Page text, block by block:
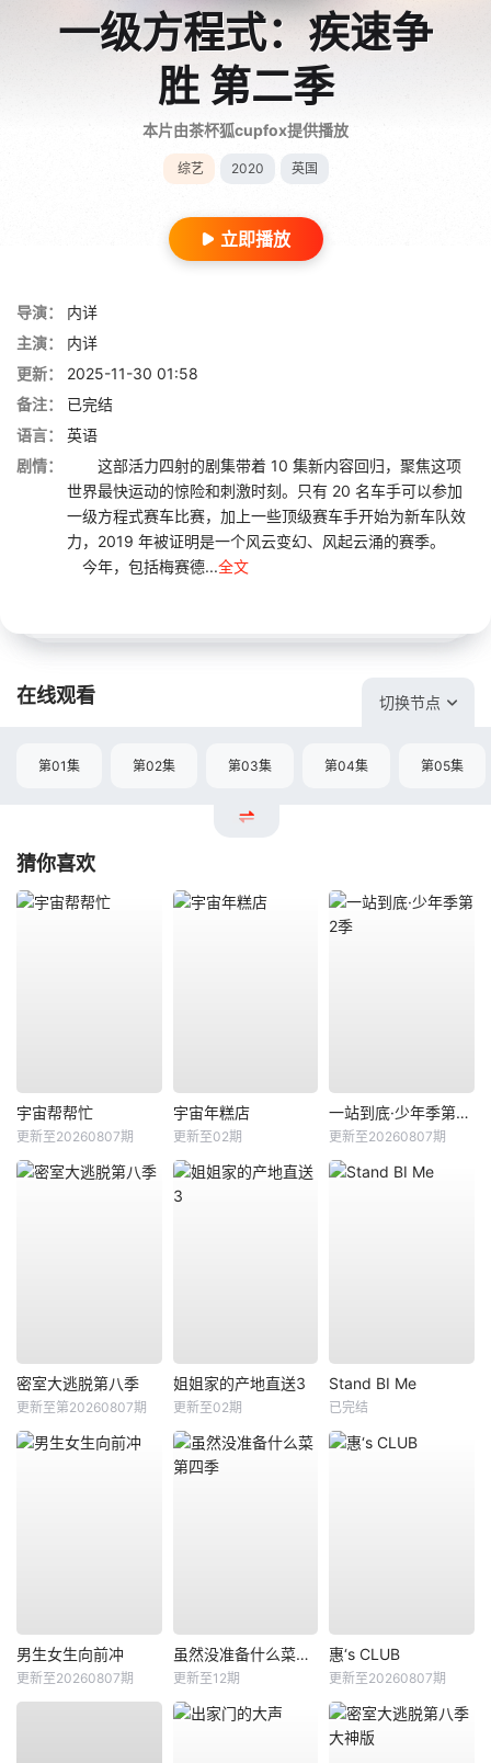
一级方程式：疾速争
胜 第二季
本片由茶杯狐cupfox提供播放
综艺 2020 英国
立即播放
导演：
内详
主演：
内详
更新：
2025-11-30 01:58
备注：
已完结
语言：
英语
剧情：
这部活力四射的剧集带着 10 集新内容回归，聚焦这项
世界最快运动的惊险和刺激时刻。只有 20 名车手可以参加
一级方程式赛车比赛，加上一些顶级赛车手开始为新车队效
力，2019 年被证明是一个风云变幻、风起云涌的赛季。
今年，包括梅赛德...全文
在线观看 切换节点
第01集 第02集 第03集 第04集 第05集
猜你喜欢
宇宙帮帮忙
更新至20260807期
宇宙年糕店
更新至02期
一站到底·少年季第2季
更新至20260807期
密室大逃脱第八季
更新至第20260807期
姐姐家的产地直送3
更新至02期
Stand BI Me
已完结
男生女生向前冲
更新至20260807期
虽然没准备什么菜第四季
更新至12期
惠‘s CLUB
更新至20260807期